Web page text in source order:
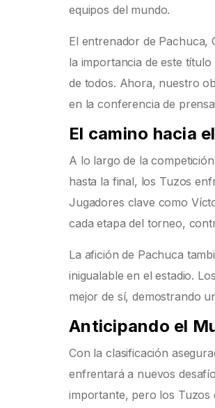
equipos del mundo.
El entrenador de Pachuca,
la importancia de este
de todos. Ahora, nuestro
en la conferencia de
El camino hacia
A lo largo de la
hasta la final, los Tuzos
Jugadores clave como
cada etapa del torneo,
La afición de Pachuca
inigualable en el estadio.
mejor de sí, demostrando
Anticipando el
Con la clasificación
enfrentará a nuevos
importante, pero los Tuzos